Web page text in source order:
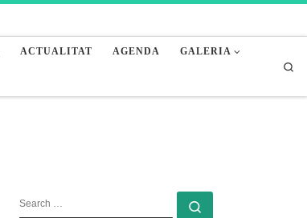
ACTUALITAT AGENDA GALERIA